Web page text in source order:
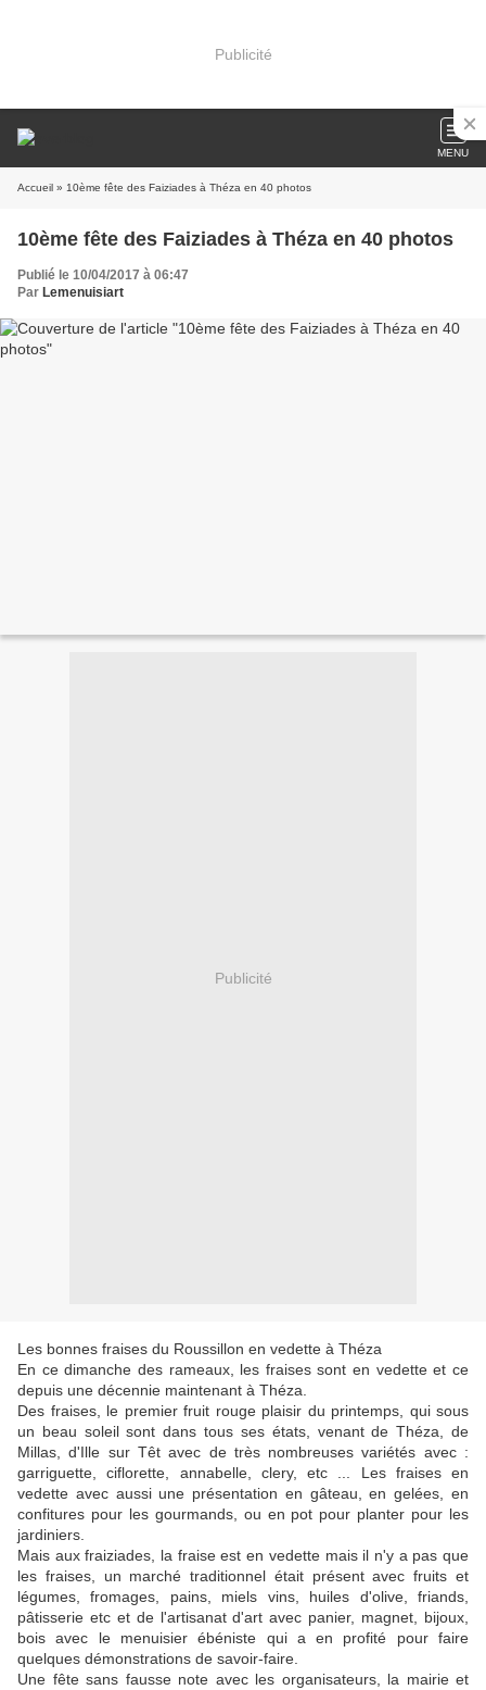
Publicité
MENU
Accueil » 10ème fête des Faiziades à Théza en 40 photos
10ème fête des Faiziades à Théza en 40 photos
Publié le 10/04/2017 à 06:47
Par Lemenuisiart
Publicité
Les bonnes fraises du Roussillon en vedette à Théza
En ce dimanche des rameaux, les fraises sont en vedette et ce
depuis une décennie maintenant à Théza.
Des fraises, le premier fruit rouge plaisir du printemps, qui sous
un beau soleil sont dans tous ses états, venant de Théza, de
Millas, d'Ille sur Têt avec de très nombreuses variétés avec :
garriguette, ciflorette, annabelle, clery, etc ... Les fraises en
vedette avec aussi une présentation en gâteau, en gelées, en
confitures pour les gourmands, ou en pot pour planter pour les
jardiniers.
Mais aux fraiziades, la fraise est en vedette mais il n'y a pas que
les fraises, un marché traditionnel était présent avec fruits et
légumes, fromages, pains, miels vins, huiles d'olive, friands,
pâtisserie etc et de l'artisanat d'art avec panier, magnet, bijoux,
bois avec le menuisier ébéniste qui a en profité pour faire
quelques démonstrations de savoir-faire.
Une fête sans fausse note avec les organisateurs, la mairie et